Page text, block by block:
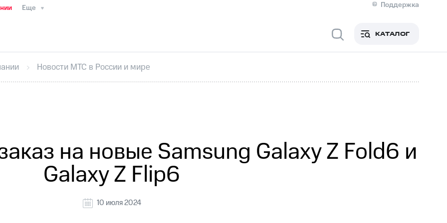
Еще
Поддержка
Медиа-центр
ИнтервьюФинансовая отчетностьКонтактыНовости в регионе
секретарьРаскрытие информации
кабинет акционераАкционерный капиталКонтроль и аудитРынок акций
КАТАЛОГ
Новости МТС в России и мире
на новые Samsung Galaxy Z Fold6 и
Galaxy Z Flip6
10 июля 2024